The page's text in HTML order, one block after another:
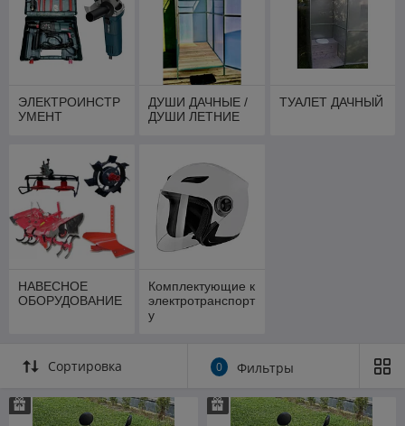
ЭЛЕКТРОИНСТР
УМЕНТ
ДУШИ ДАЧНЫЕ /
ДУШИ ЛЕТНИЕ
ТУАЛЕТ ДАЧНЫЙ
НАВЕСНОЕ
ОБОРУДОВАНИЕ
Комплектующие к
электротранспорт
у
Сортировка 0 Фильтры